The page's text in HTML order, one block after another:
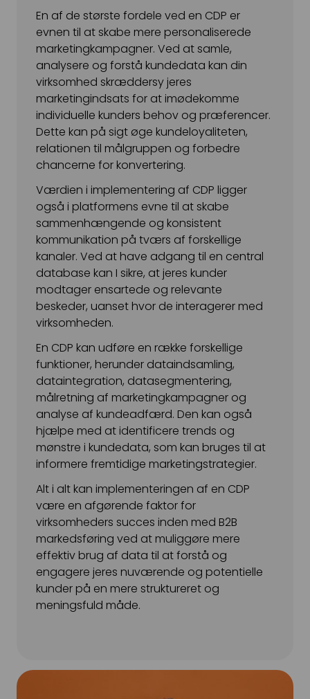
En af de største fordele ved en CDP er
evnen til at skabe mere personaliserede
marketingkampagner. Ved at samle,
analysere og forstå kundedata kan din
virksomhed skræddersy jeres
marketingindsats for at imødekomme
individuelle kunders behov og præferencer.
Dette kan på sigt øge kundeloyaliteten,
relationen til målgruppen og forbedre
chancerne for konvertering.
Værdien i implementering af CDP ligger
også i platformens evne til at skabe
sammenhængende og konsistent
kommunikation på tværs af forskellige
kanaler. Ved at have adgang til en central
database kan I sikre, at jeres kunder
modtager ensartede og relevante
beskeder, uanset hvor de interagerer med
virksomheden.
En CDP kan udføre en række forskellige
funktioner, herunder dataindsamling,
dataintegration, datasegmentering,
målretning af marketingkampagner og
analyse af kundeadfærd. Den kan også
hjælpe med at identificere trends og
mønstre i kundedata, som kan bruges til at
informere fremtidige marketingstrategier.
Alt i alt kan implementeringen af en CDP
være en afgørende faktor for
virksomheders succes inden med B2B
markedsføring ved at muliggøre mere
effektiv brug af data til at forstå og
engagere jeres nuværende og potentielle
kunder på en mere struktureret og
meningsfuld måde.